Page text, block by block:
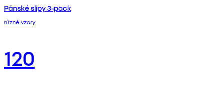
Pánské slipy 3-pack
různé vzory
120